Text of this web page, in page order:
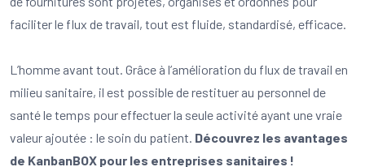
faciliter le flux de travail, tout est fluide, standardisé, efficace.
L’homme avant tout. Grâce à l’amélioration du flux de travail en
milieu sanitaire, il est possible de restituer au personnel de
santé le temps pour effectuer la seule activité ayant une vraie
valeur ajoutée : le soin du patient. Découvrez les avantages
de KanbanBOX pour les entreprises sanitaires !